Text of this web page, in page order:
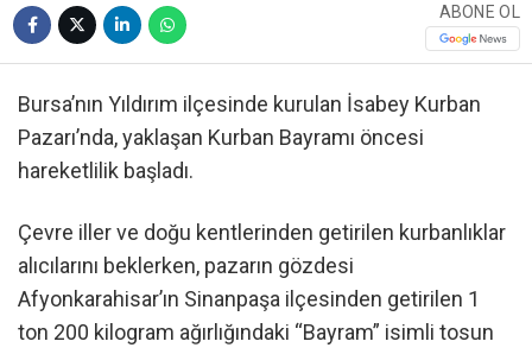
ABONE OL
Bursa’nın Yıldırım ilçesinde kurulan İsabey Kurban
Pazarı’nda, yaklaşan Kurban Bayramı öncesi
hareketlilik başladı.
Çevre iller ve doğu kentlerinden getirilen kurbanlıklar
alıcılarını beklerken, pazarın gözdesi
Afyonkarahisar’ın Sinanpaşa ilçesinden getirilen 1
ton 200 kilogram ağırlığındaki “Bayram” isimli tosun